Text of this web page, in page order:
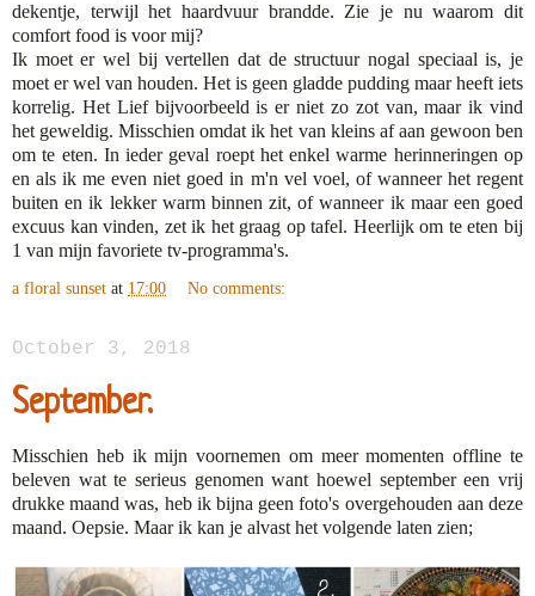
dekentje, terwijl het haardvuur brandde. Zie je nu waarom dit
comfort food is voor mij?
Ik moet er wel bij vertellen dat de structuur nogal speciaal is, je
moet er wel van houden. Het is geen gladde pudding maar heeft iets
korrelig. Het Lief bijvoorbeeld is er niet zo zot van, maar ik vind
het geweldig. Misschien omdat ik het van kleins af aan gewoon ben
om te eten. In ieder geval roept het enkel warme herinneringen op
en als ik me even niet goed in m'n vel voel, of wanneer het regent
buiten en ik lekker warm binnen zit, of wanneer ik maar een goed
excuus kan vinden, zet ik het graag op tafel. Heerlijk om te eten bij
1 van mijn favoriete tv-programma's.
a floral sunset at 17:00 No comments:
October 3, 2018
September.
Misschien heb ik mijn voornemen om meer momenten offline te
beleven wat te serieus genomen want hoewel september een vrij
drukke maand was, heb ik bijna geen foto's overgehouden aan deze
maand. Oepsie. Maar ik kan je alvast het volgende laten zien;